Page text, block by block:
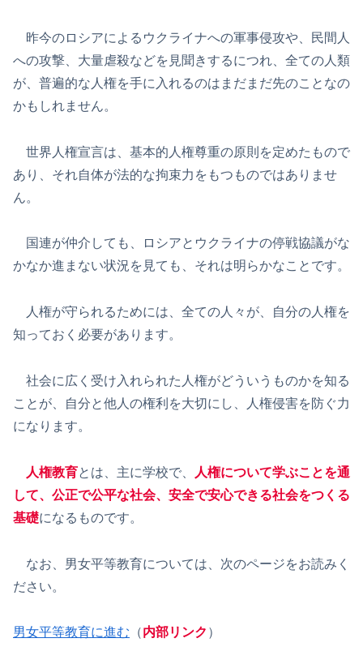
昨今のロシアによるウクライナへの軍事侵攻や、民間人
への攻撃、大量虐殺などを見聞きするにつれ、全ての人類
が、普遍的な人権を手に入れるのはまだまだ先のことなの
かもしれません。
世界人権宣言は、基本的人権尊重の原則を定めたもので
あり、それ自体が法的な拘束力をもつものではありませ
ん。
国連が仲介しても、ロシアとウクライナの停戦協議がな
かなか進まない状況を見ても、それは明らかなことです。
人権が守られるためには、全ての人々が、自分の人権を
知っておく必要があります。
社会に広く受け入れられた人権がどういうものかを知る
ことが、自分と他人の権利を大切にし、人権侵害を防ぐ力
になります。
人権教育とは、主に学校で、
人権について学ぶことを通
して、公正で公平な社会、安全で安心できる社会をつくる
基礎になるものです。
なお、男女平等教育については、次のページをお読みく
ださい。
男女平等教育に進む （内部リンク ）